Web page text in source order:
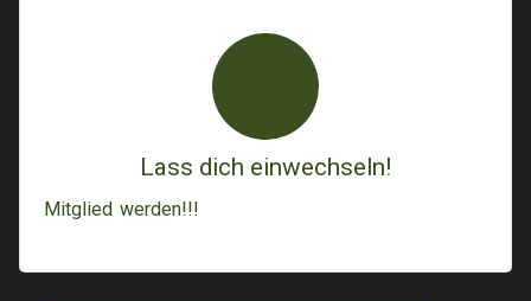
Lass dich einwechseln!
Mitglied werden!!!